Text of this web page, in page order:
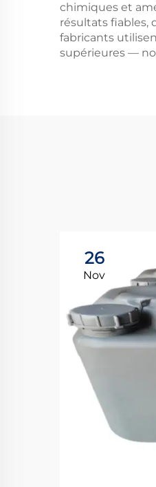
chimiques et
résultats fiables,
fabricants
supérieures —
26
Nov